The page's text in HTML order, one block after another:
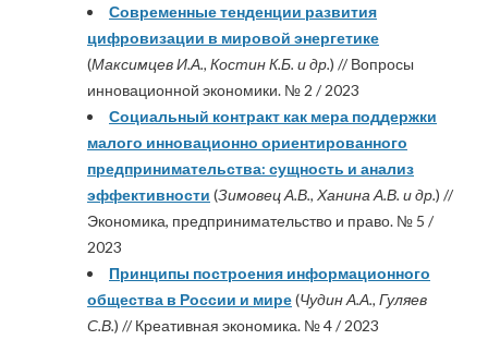
Современные тенденции развития
цифровизации в мировой энергетике
(Максимцев И.А., Костин К.Б. и др.) // Вопросы
инновационной экономики. № 2 / 2023
Социальный контракт как мера поддержки
малого инновационно ориентированного
предпринимательства: сущность и анализ
эффективности (Зимовец А.В., Ханина А.В. и др.) //
Экономика, предпринимательство и право. № 5 /
2023
Принципы построения информационного
общества в России и мире(Чудин А.А., Гуляев
С.В.) // Креативная экономика. № 4 / 2023